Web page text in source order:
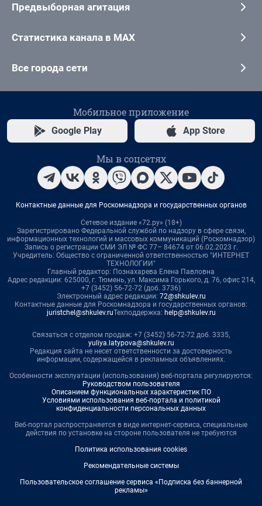
Предвыборная агитация
Статистика канала в MAX
Все города сети
Мобильное приложение
Google Play App Store
Мы в соцсетях
Контактные данные для Роскомнадзора и государственных органов
Сетевое издание «72.ру» (18+)
Зарегистрировано Федеральной службой по надзору в сфере связи,
информационных технологий и массовых коммуникаций (Роскомнадзор)
Запись о регистрации СМИ ЭЛ № ФС 77– 84674 от 06.02.2023 г.
Учредитель: Общество с ограниченной ответственностью "ИНТЕРНЕТ
ТЕХНОЛОГИИ"
Главный редактор: Познахарева Елена Павловна
Адрес редакции: 625000, г. Тюмень, ул. Максима Горького, д. 76, офис 214,
+7 (3452) 56-72-72 (доб. 3736)
Электронный адрес редакции: 72@shkulev.ru
Контактные данные для Роскомнадзора и государственных органов:
juristchel@shkulev.ruТехподдержка: help@shkulev.ru
Связаться с отделом продаж: +7 (3452) 56-72-72 доб. 3335,
yuliya.latypova@shkulev.ru
Редакция сайта не несет ответственности за достоверность
информации, содержащейся в рекламных объявлениях.
Особенности эксплуатации (использования) веб-портала регулируются:
Руководством пользователя
Описанием функциональных характеристик ПО
Условиями использования веб-портала и политикой
конфиденциальности персональных данных
Веб-портал распространяется в виде интернет-сервиса, специальные
действия по установке на стороне пользователя не требуются
Политика использования cookies
Рекомендательные системы
Пользовательское соглашение сервиса «Подписка без баннерной
рекламы»